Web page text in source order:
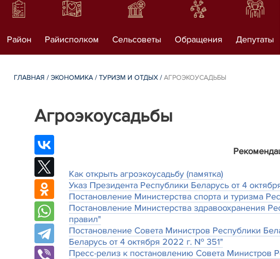
Район Райисполком Сельсоветы Обращения Депутаты
ГЛАВНАЯ /ЭКОНОМИКА /ТУРИЗМ И ОТДЫХ /АГРОЭКОУСАДЬБЫ
Агроэкоусадьбы
Как открыть агроэкоусадьбу (памятка)
Указ Президента Республики Беларусь от 4
Постановление Министерства спорта и туризма
Постановление Министерства здравоохранения
правил"
Постановление Совета Министров Республики
Беларусь от 4 октября 2022 г. № 351"
Пресс-релиз к постановлению Совета Министров